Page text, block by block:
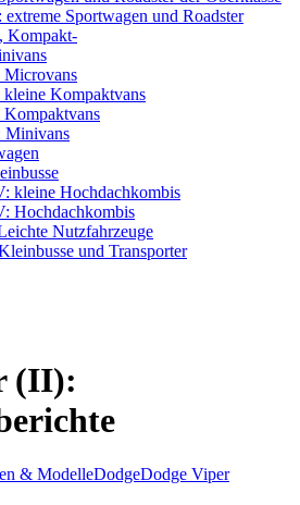
extreme Sportwagen und Roadster
Kompakt-
Kompaktvans
kleine Hochdachkombis
Hochdachkombis
Nutzfahrzeuge
und Transporter
(II):
& ModelleDodgeDodge Viper